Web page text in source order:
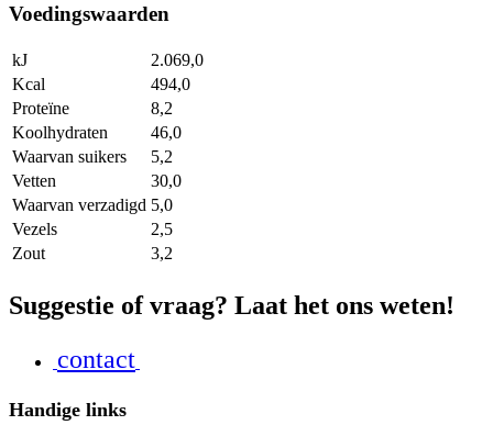
Voedingswaarden
kJ
2.069,0
Kcal
494,0
Proteïne
8,2
Koolhydraten
46,0
Waarvan suikers
5,2
Vetten
30,0
Waarvan verzadigd 5,0
Vezels
2,5
Zout
3,2
Suggestie of vraag? Laat het ons weten!
contact
Handige links